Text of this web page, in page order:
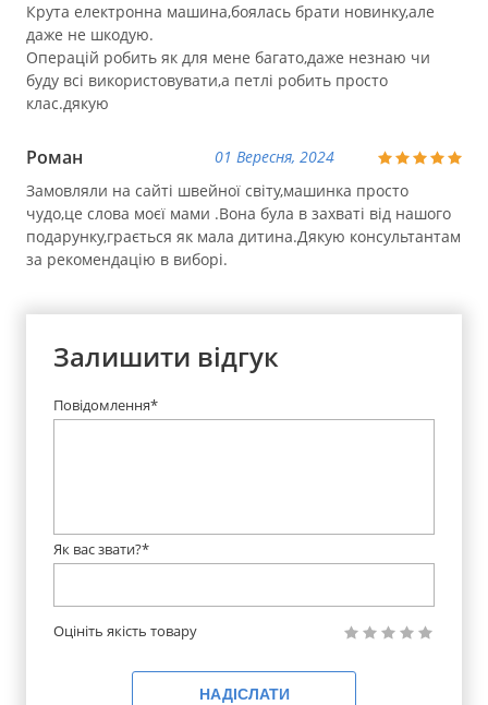
Крута електронна машина,боялась брати новинку,але
даже не шкодую.
Операцій робить як для мене багато,даже незнаю чи
буду всі використовувати,а петлі робить просто
клас.дякую
Роман
01 Вересня, 2024
Замовляли на сайті швейної світу,машинка просто
чудо,це слова моєї мами .Вона була в захваті від нашого
подарунку,грається як мала дитина.Дякую консультантам
за рекомендацію в виборі.
Залишити відгук
Повідомлення*
Як вас звати?*
Оцініть якість товару
НАДІСЛАТИ